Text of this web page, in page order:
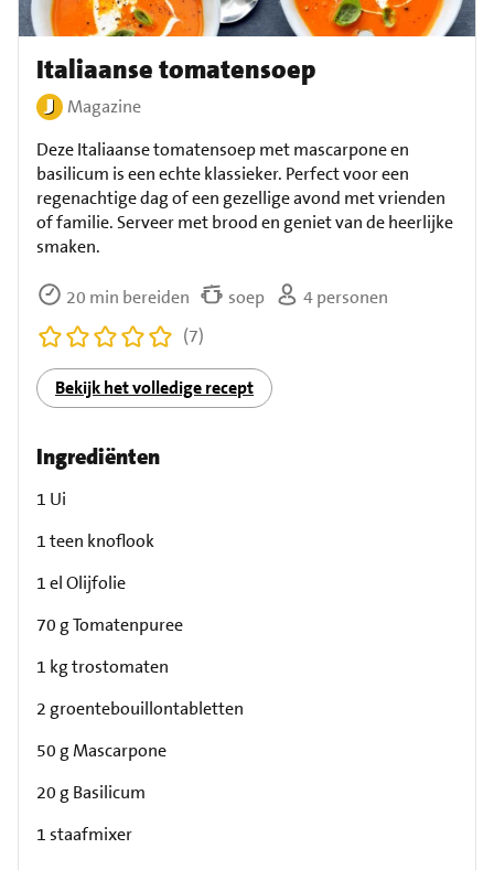
Italiaanse tomatensoep
Magazine
Deze Italiaanse tomatensoep met mascarpone en
basilicum is een echte klassieker. Perfect voor een
regenachtige dag of een gezellige avond met vrienden
of familie. Serveer met brood en geniet van de heerlijke
smaken.
20 min bereiden soep
4 personen
(7)
Bekijk het volledige recept
Ingrediënten
1 Ui
1 teen knoflook
1 el Olijfolie
70 g Tomatenpuree
1 kg trostomaten
2 groentebouillontabletten
50 g Mascarpone
20 g Basilicum
1 staafmixer